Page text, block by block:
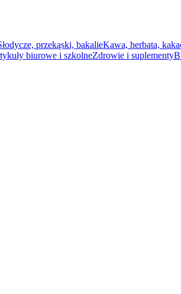
przekąski, bakalieKawa, herbata,
biurowe i szkolneZdrowie i suplementy